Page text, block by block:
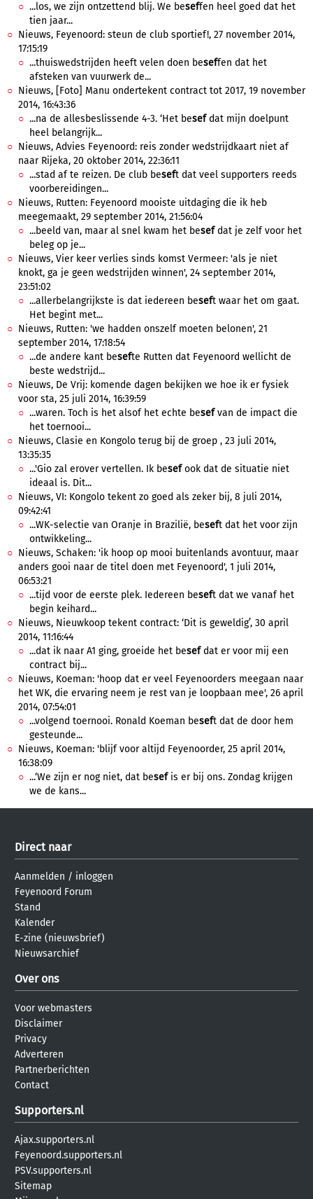
...los, we zijn ontzettend blij. We beseffen heel goed dat het
tien jaar...
Nieuws, Feyenoord: steun de club sportief!, 27 november 2014,
17:15:19
...thuiswedstrijden heeft velen doen beseffen dat het
afsteken van vuurwerk de...
Nieuws, [Foto] Manu ondertekent contract tot 2017, 19 november
2014, 16:43:36
...na de allesbeslissende 4-3. ‘Het besefdat mijn doelpunt
heel belangrijk...
Nieuws, Advies Feyenoord: reis zonder wedstrijdkaart niet af
naar Rijeka, 20 oktober 2014, 22:36:11
...stad af te reizen. De club beseft dat veel supporters reeds
voorbereidingen...
Nieuws, Rutten: Feyenoord mooiste uitdaging die ik heb
meegemaakt, 29 september 2014, 21:56:04
...beeld van, maar al snel kwam het besefdat je zelf voor het
beleg op je...
Nieuws, Vier keer verlies sinds komst Vermeer: 'als je niet
knokt, ga je geen wedstrijden winnen', 24 september 2014,
23:51:02
...allerbelangrijkste is dat iedereen beseft waar het om gaat.
Het begint met...
Nieuws, Rutten: 'we hadden onszelf moeten belonen', 21
september 2014, 17:18:54
...de andere kant besefte Rutten dat Feyenoord wellicht de
beste wedstrijd...
Nieuws, De Vrij: komende dagen bekijken we hoe ik er fysiek
voor sta, 25 juli 2014, 16:39:59
...waren. Toch is het alsof het echte besefvan de impact die
het toernooi...
Nieuws, Clasie en Kongolo terug bij de groep , 23 juli 2014,
13:35:35
...'Gio zal erover vertellen. Ik besefook dat de situatie niet
ideaal is. Dit...
Nieuws, VI: Kongolo tekent zo goed als zeker bij, 8 juli 2014,
09:42:41
...WK-selectie van Oranje in Brazilië, beseft dat het voor zijn
ontwikkeling...
Nieuws, Schaken: 'ik hoop op mooi buitenlands avontuur, maar
anders gooi naar de titel doen met Feyenoord', 1 juli 2014,
06:53:21
...tijd voor de eerste plek. Iedereen beseft dat we vanaf het
begin keihard...
Nieuws, Nieuwkoop tekent contract: ‘Dit is geweldig’, 30 april
2014, 11:16:44
...dat ik naar A1 ging, groeide het besefdat er voor mij een
contract bij...
Nieuws, Koeman: 'hoop dat er veel Feyenoorders meegaan naar
het WK, die ervaring neem je rest van je loopbaan mee', 26 april
2014, 07:54:01
...volgend toernooi. Ronald Koeman beseft dat de door hem
gesteunde...
Nieuws, Koeman: 'blijf voor altijd Feyenoorder, 25 april 2014,
16:38:09
...‘We zijn er nog niet, dat besefis er bij ons. Zondag krijgen
we de kans...
Direct naar
Aanmelden / inloggen
Feyenoord Forum
Stand
Kalender
E-zine (nieuwsbrief)
Nieuwsarchief
Over ons
Voor webmasters
Disclaimer
Privacy
Adverteren
Partnerberichten
Contact
Supporters.nl
Ajax.supporters.nl
Feyenoord.supporters.nl
PSV.supporters.nl
Sitemap